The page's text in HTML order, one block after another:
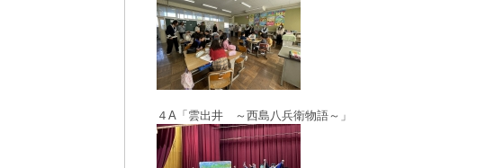
４A「雲出井 ～西島八兵衛物語～」